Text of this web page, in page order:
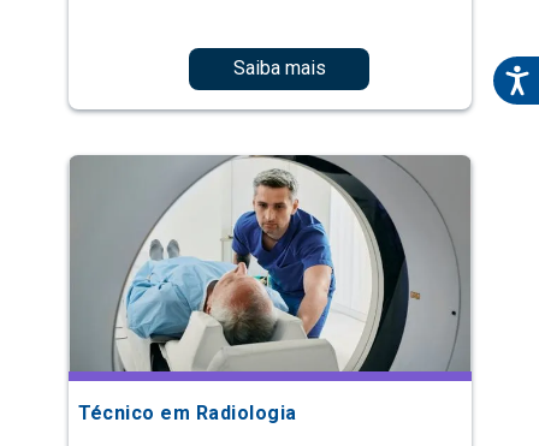
Saiba mais
Técnico em Radiologia